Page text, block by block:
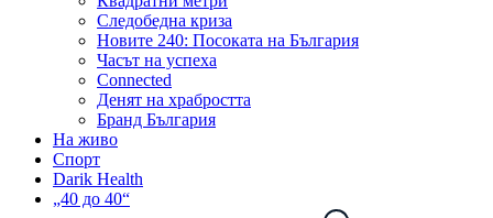
Следобедна криза
Новите 240: Посоката на България
Часът на успеха
Connected
Денят на храбростта
Бранд България
На живо
Спорт
Darik Health
„40 до 40“